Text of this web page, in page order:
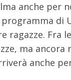
anche per
di
ragazze. Fra
ma ancora
anche